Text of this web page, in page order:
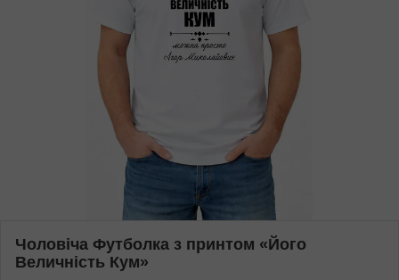
Чоловіча Футболка з принтом «Його
Величність Кум»